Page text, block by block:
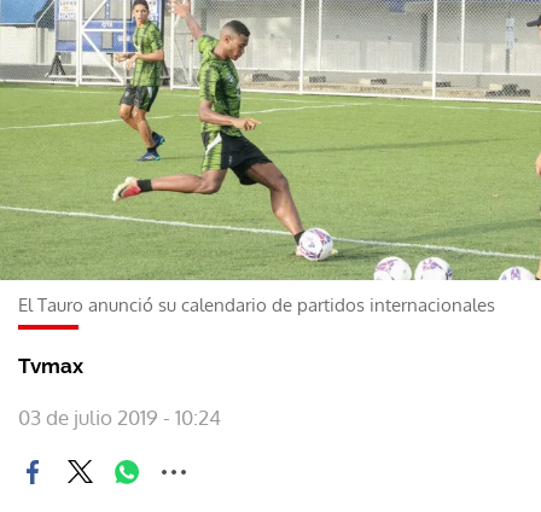
El Tauro anunció su calendario de partidos internacionales
Tvmax
03 de julio 2019 - 10:24